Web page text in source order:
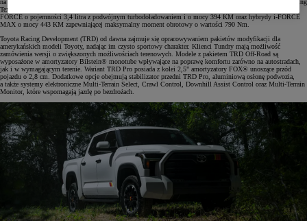
na cztery koła zapewnia znakomite właściwości terenowe. Produkowany w fabryce Toyota Motor Manufacturing
Texas (TMMTX) w San Antonio model morze korzystać z jednego z dwóch rodzajów napędu – silnika V6 i-
FORCE o pojemności 3,4 litra z podwójnym turbodoładowaniem i o mocy 394 KM oraz hybrydy i-FORCE
MAX o mocy 443 KM zapewniającej maksymalny moment obrotowy o wartości 790 Nm.
Toyota Racing Development (TRD) od dawna zajmuje się opracowywaniem pakietów modyfikacji dla
amerykańskich modeli Toyoty, nadając im czysto sportowy charakter. Klienci Tundry mają możliwość
zamówienia wersji o zwiększonych możliwościach terenowych. Modele z pakietem TRD Off-Road są
wyposażone w amortyzatory Bilstein® monotube wpływające na poprawę komfortu zarówno na autostradach,
jak i w wymagającym terenie. Wariant TRD Pro posiada z kolei 2,5" amortyzatory FOX® unoszące przód
pojazdu o 2,8 cm. Dodatkowe opcje obejmują stabilizator przedni TRD Pro, aluminiową osłonę podwozia,
a także systemy elektroniczne Multi-Terrain Select, Crawl Control, Downhill Assist Control oraz Multi-Terrain
Monitor, które wspomagają jazdę po bezdrożach.